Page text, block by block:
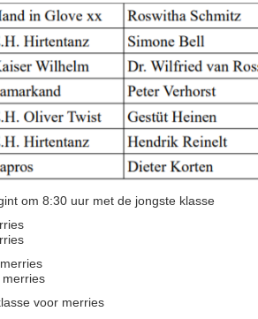
om 8:30 uur met de jongste klasse
voor merries